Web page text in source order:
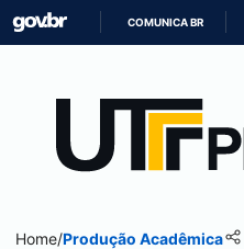
COMUNICA BR
Home/Produção Acadêmica